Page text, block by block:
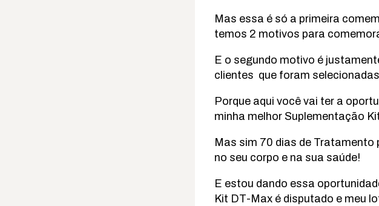
Mas essa é só a primeira
temos 2 motivos para
E o segundo motivo é
clientes que foram
Porque aqui você vai ter a
minha melhor Suplementação
Mas sim 70 dias de Tratamento
no seu corpo e na sua saúde!
E estou dando essa
Kit DT-Max é disputado e meu